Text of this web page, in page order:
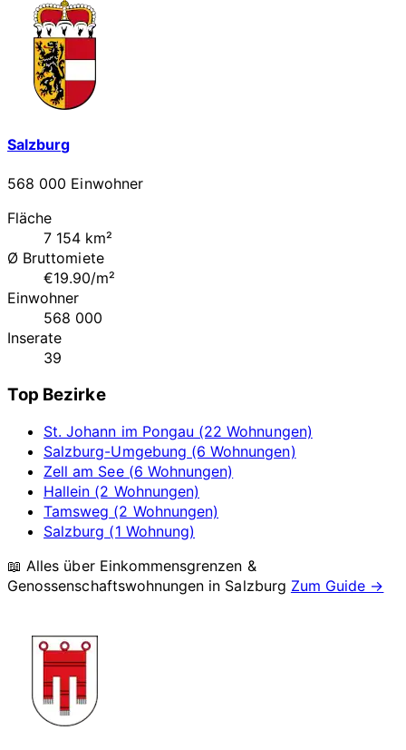
Salzburg
568 000 Einwohner
Fläche
7 154 km²
Ø Bruttomiete
€19.90/m²
Einwohner
568 000
Inserate
39
Top Bezirke
St. Johann im Pongau (22 Wohnungen)
Salzburg-Umgebung (6 Wohnungen)
Zell am See (6 Wohnungen)
Hallein (2 Wohnungen)
Tamsweg (2 Wohnungen)
Salzburg (1 Wohnung)
📖 Alles über Einkommensgrenzen &
Genossenschaftswohnungen in Salzburg Zum Guide →